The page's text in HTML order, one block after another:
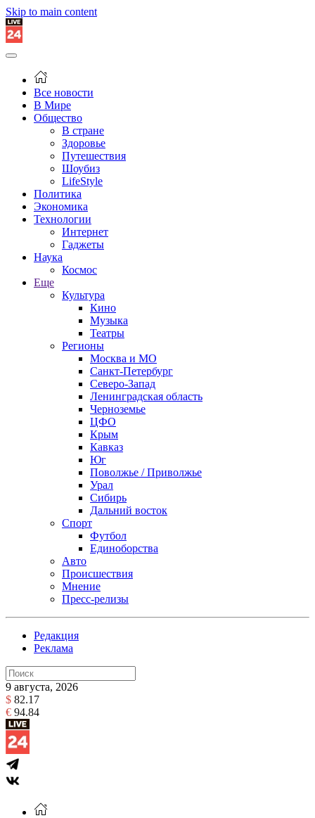
Skip to main content
Все новости
В Мире
Общество
В стране
Здоровье
Путешествия
Шоубиз
LifeStyle
Политика
Экономика
Технологии
Интернет
Гаджеты
Наука
Космос
Еще
Культура
Кино
Музыка
Театры
Регионы
Москва и МО
Санкт-Петербург
Северо-Запад
Ленинградская область
Черноземье
ЦФО
Крым
Кавказ
Юг
Поволжье / Приволжье
Урал
Сибирь
Дальний восток
Спорт
Футбол
Единоборства
Авто
Происшествия
Мнение
Пресс-релизы
Редакция
Реклама
9 августа, 2026
$ 82.17
€ 94.84